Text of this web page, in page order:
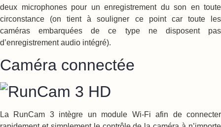
deux microphones pour un enregistrement du son en toute
circonstance (on tient à souligner ce point car toute les
caméras embarquées de ce type ne disposent pas
d’enregistrement audio intégré).
Caméra connectée
La RunCam 3 intègre un module Wi-Fi afin de connecter